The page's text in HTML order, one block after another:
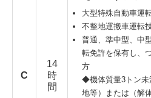
C
14
時
間
大型特殊自動車運
不整地運搬車運転
普通、準中型、中
転免許を保有し、
方
◆機体質量3トン未
地等）または（解